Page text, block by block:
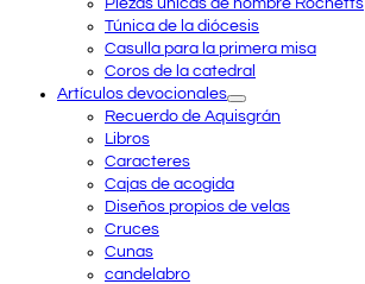
Piezas únicas de hombre Rochetts
Túnica de la diócesis
Casulla para la primera misa
Coros de la catedral
Artículos devocionales
Recuerdo de Aquisgrán
Libros
Caracteres
Cajas de acogida
Diseños propios de velas
Cruces
Cunas
candelabro